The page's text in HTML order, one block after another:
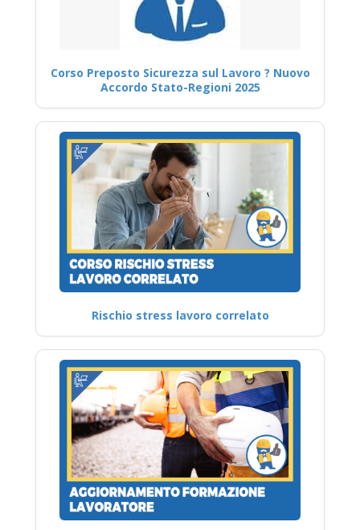
Corso Preposto Sicurezza sul Lavoro ? Nuovo
Accordo Stato-Regioni 2025
Rischio stress lavoro correlato